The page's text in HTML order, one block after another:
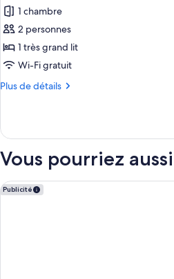
Junior
photos
pour
ce
type
chambre :
Exécutive
1 chambre
2 personnes
1 très grand lit
Wi-Fi gratuit
Plus de détails
Plus
le
de
Chambre
Double
Vous pourriez
Publicité
Villa Gelsomino Exclusive House -